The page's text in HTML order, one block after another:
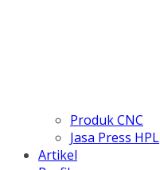
Produk CNC
Jasa Press HPL
Artikel